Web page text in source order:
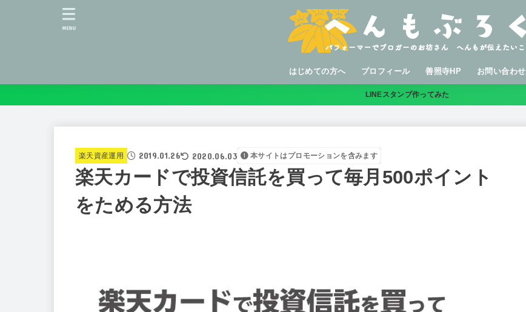
はじめての方へ プロフィール 善照寺HP お問い合わせ
MENU
LINEスタンプ作ってみた
楽天資産運用 2019.01.26 2020.06.03 本サイトはプロモーションを含みます
楽天カードで投資信託を買って毎月500ポイント
をためる方法